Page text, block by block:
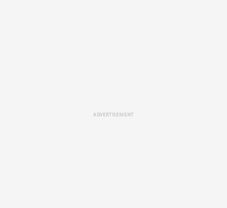
ADVERTISEMENT